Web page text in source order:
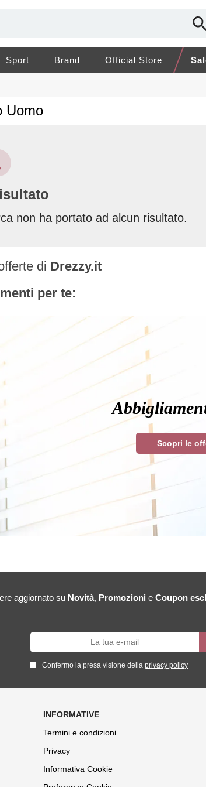
Sport Brand Official Store
Uomo
non ha portato ad alcun risultato.
di Drezzy.it
per te:
Scopri le
aggiornato su Novità, Promozioni e Coupon
Confermo la presa visione della privacy policy
Termini e condizioni
Privacy
Informativa Cookie